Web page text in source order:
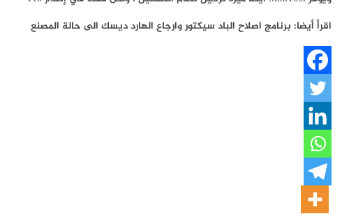
اقرأ أيضا: برنامج اصلاح الباد سيكتور وارجاع الهارد ديسك الى حالة المصنع